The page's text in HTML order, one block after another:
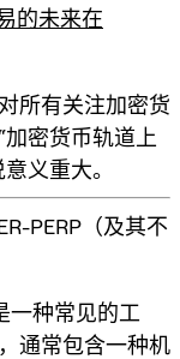
的未来在
所有关注加密货
加密货币轨道上
义重大。
PERP（及其不
一种常见的工
通常包含一种机